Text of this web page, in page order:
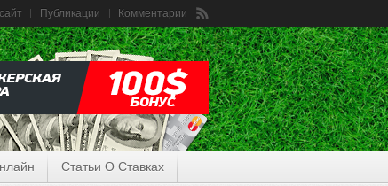
Комментарии
Публикации
Статьи О Ставках